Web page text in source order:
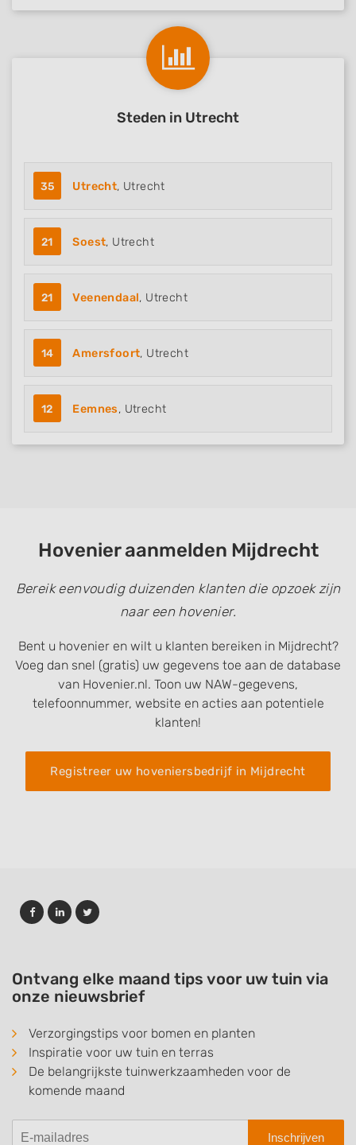
Steden in Utrecht
35 Utrecht, Utrecht
21 Soest, Utrecht
21 Veenendaal, Utrecht
14 Amersfoort, Utrecht
12 Eemnes, Utrecht
Hovenier aanmelden Mijdrecht
Bereik eenvoudig duizenden klanten die opzoek zijn
naar een hovenier.
Bent u hovenier en wilt u klanten bereiken in Mijdrecht?
Voeg dan snel (gratis) uw gegevens toe aan de database
van Hovenier.nl. Toon uw NAW-gegevens,
telefoonnummer, website en acties aan potentiele
klanten!
Registreer uw hoveniersbedrijf in Mijdrecht
Ontvang elke maand tips voor uw tuin via
onze nieuwsbrief
Verzorgingstips voor bomen en planten
Inspiratie voor uw tuin en terras
De belangrijkste tuinwerkzaamheden voor de
komende maand
Inschrijven